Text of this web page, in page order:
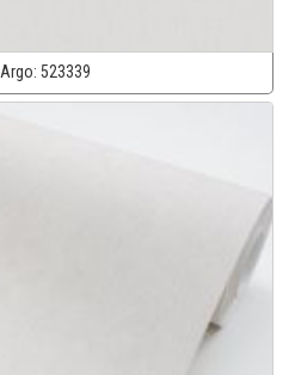
Argo: 523339